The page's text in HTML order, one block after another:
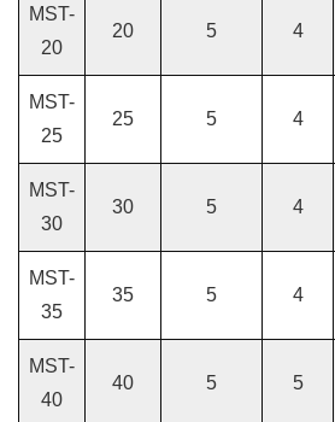
MST-
20
20 5 4
MST-
25
25 5 4
MST-
30
30 5 4
MST-
35
35 5 4
MST-
40
40 5 5